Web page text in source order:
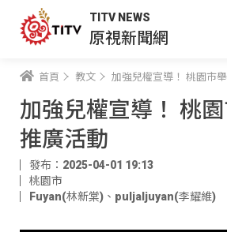
TITV NEWS
原視新聞網
首頁 教文 加強兒權宣導！ 桃園市
加強兒權宣導！ 桃
推廣活動
發布：2025-04-01 19:13
桃園市
Fuyan(林新棠) 、 puljaljuyan(李耀維)